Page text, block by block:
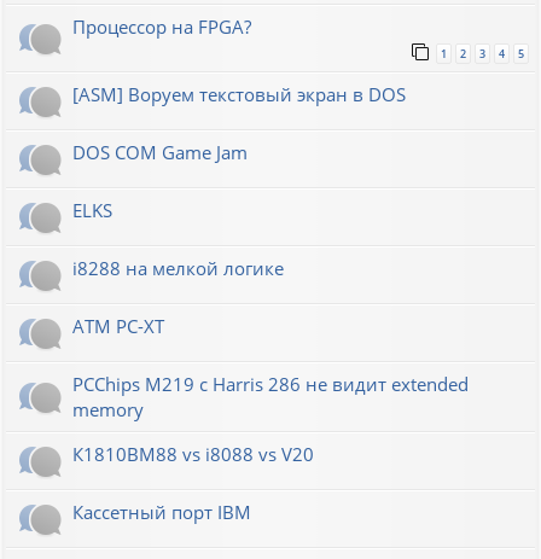
Процессор на FPGA?
1 2 3 4 5
[ASM] Воруем текстовый экран в DOS
DOS COM Game Jam
ELKS
i8288 на мелкой логике
ATM PC-XT
PCChips M219 с Harris 286 не видит extended
memory
К1810ВМ88 vs i8088 vs V20
Кассетный порт IBM